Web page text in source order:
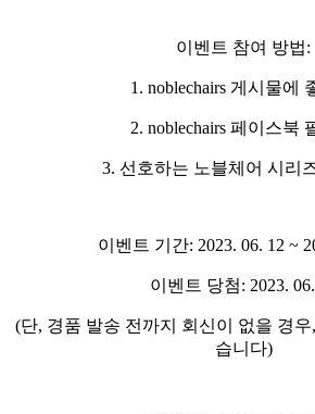
이벤트 참여 방법:
1. noblechairs 게시물에
2. noblechairs 페이스북
3. 선호하는 노블체어 시리
이벤트 기간: 2023. 06. 12 ~
이벤트 당첨: 2023.
(단, 경품 발송 전까지 회신이 없을 경우,
습니다)